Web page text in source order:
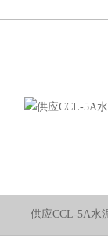
供应CCL-5A水